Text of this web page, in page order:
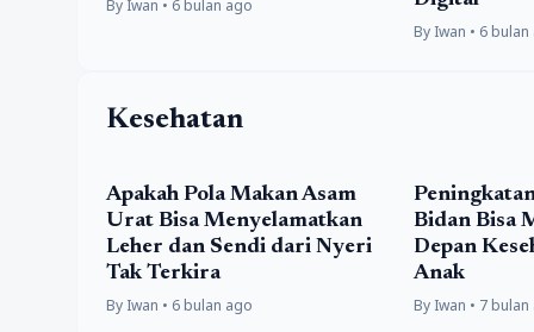
By Iwan • 6 bulan ago
By Iwan • 6
Kesehatan
Apakah Pola Makan Asam
Urat Bisa Menyelamatkan
Leher dan Sendi dari Nyeri
Tak Terkira
By Iwan • 6 bulan ago
Bidan Bisa
Depan
Anak
By Iwan • 7